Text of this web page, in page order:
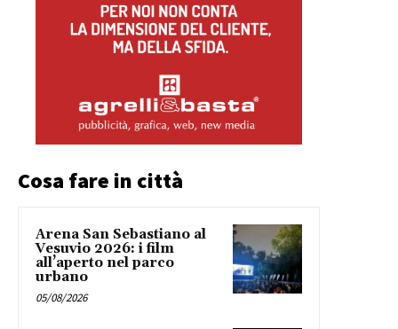
Cosa fare in città
Arena San Sebastiano al
Vesuvio 2026: i film
all’aperto nel parco
urbano
05/08/2026